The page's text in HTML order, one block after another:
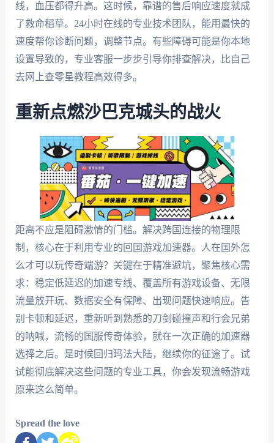
线，血压都得升高。这时候，靠谱的售后响应速度就成
了救命稻草。24小时在线的专业技术团队，能用最快的
速度帮你诊断问题，调整节点。有些障碍可能是你本地
设置导致的，专业客服一步步引导你排查解决，比自己
去网上查零星教程高效得多。
重新点燃沙巴克城头的战火
距离不应是阻碍激情的门槛。解决跨国连接的物理限
制，核心在于利用专业的回国游戏加速器。人在国外怎
么才可以玩传奇端游？关键在于精准避坑，聚焦核心需
求：稳定低延迟的加速专线、覆盖所有游戏设备、无限
流量放开玩、数据安全有保障、出现问题快速响应。告
别卡顿和延迟，重新听到熟悉的刀剑碰撞声和行会兄弟
的呐喊，流畅的国服传奇体验，就在一次正确的加速器
选择之后。是时候回归玛法大陆，继续你的征途了。试
试能彻底解决这些问题的专业工具，你会发现流畅游戏
原来这么简单。
Spread the love